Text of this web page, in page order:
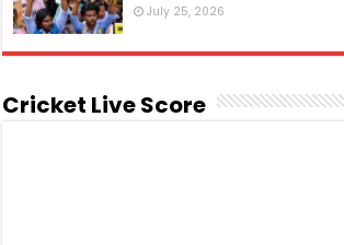
July 25, 2026
Cricket Live Score